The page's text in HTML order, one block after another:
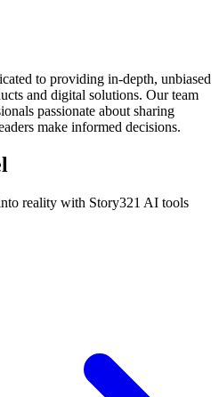
to providing in-depth, unbiased
and digital solutions. Our team
passionate about sharing
make informed decisions.
reality with Story321 AI tools